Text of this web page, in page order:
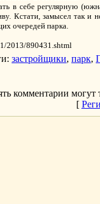
в себе регулярную
Кстати, замысел так и
очередей парка.
2013/890431.shtml
: застройщики, парк,
комментарии могут
[